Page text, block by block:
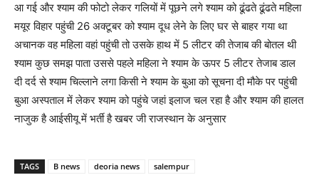
आ गई और श्याम की फोटो लेकर गलियों में पूछने लगे श्याम को ढूंढते ढूंढते महिला
मयूर विहार पहुंची 26 अक्टूबर को श्याम दूध लेने के लिए घर से बाहर गया था
अचानक वह महिला वहां पहुंची तो उसके हाथ में 5 लीटर की तेजाब की बोतल थी
श्याम कुछ समझ पाता उससे पहले महिला ने श्याम के ऊपर 5 लीटर तेजाब डाल
दी दर्द से श्याम चिल्लाने लगा किसी ने श्याम के बुआ को सूचना दी मौके पर पहुंची
बुआ अस्पताल में लेकर श्याम को पहुंचे जहां इलाज चल रहा है और श्याम की हालत
नाजुक है आईसीयू में भर्ती है खबर जी राजस्थान के अनुसार
TAGS B news deoria news salempur